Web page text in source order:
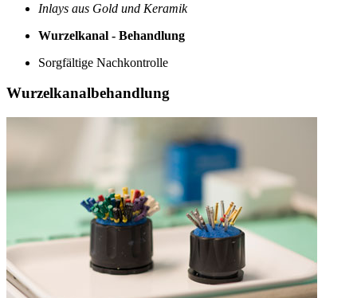
Inlays aus Gold und Keramik
Wurzelkanal - Behandlung
Sorgfältige Nachkontrolle
Wurzelkanalbehandlung